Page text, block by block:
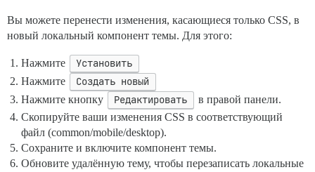
Вы можете перенести изменения, касающиеся только CSS, в
новый локальный компонент темы. Для этого:
Нажмите Установить
Нажмите Создать новый
Нажмите кнопку Редактировать
в правой панели.
Скопируйте ваши изменения CSS в соответствующий
файл (common/mobile/desktop).
Сохраните и включите компонент темы.
Обновите удалённую тему, чтобы перезаписать локальные